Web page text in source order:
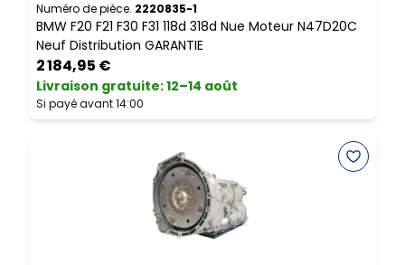
Numéro de pièce. 2220835-1
BMW F20 F21 F30 F31 118d 318d Nue Moteur N47D20C
Neuf Distribution GARANTIE
2 184,95 €
Livraison gratuite:12–14 août
Si payé avant 14:00